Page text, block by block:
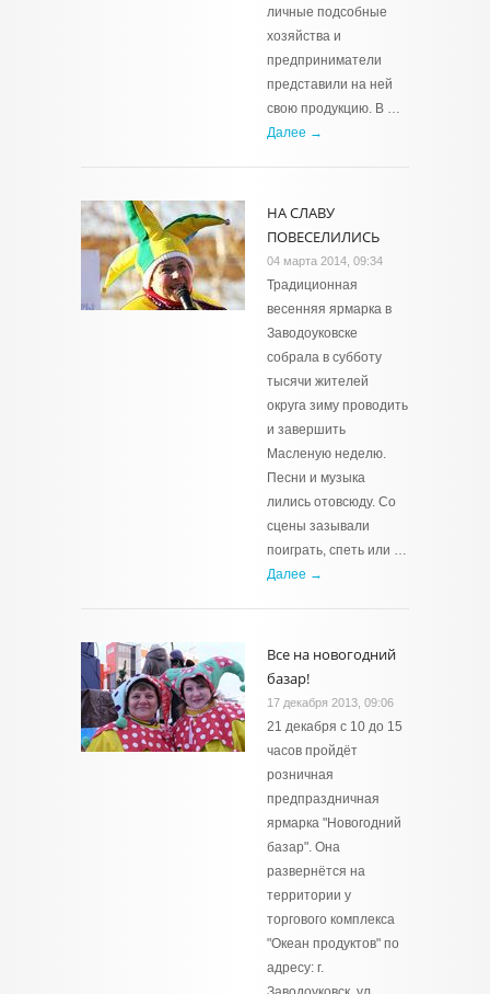
личные подсобные
хозяйства и
предприниматели
представили на ней
свою продукцию. В …
Далее →
НА СЛАВУ
ПОВЕСЕЛИЛИСЬ
04 марта 2014, 09:34
Традиционная
весенняя ярмарка в
Заводоуковске
собрала в субботу
тысячи жителей
округа зиму проводить
и завершить
Масленую неделю.
Песни и музыка
лились отовсюду. Со
сцены зазывали
поиграть, спеть или …
Далее →
Все на новогодний
базар!
17 декабря 2013, 09:06
21 декабря с 10 до 15
часов пройдёт
розничная
предпраздничная
ярмарка "Новогодний
базар". Она
развернётся на
территории у
торгового комплекса
"Океан продуктов" по
адресу: г.